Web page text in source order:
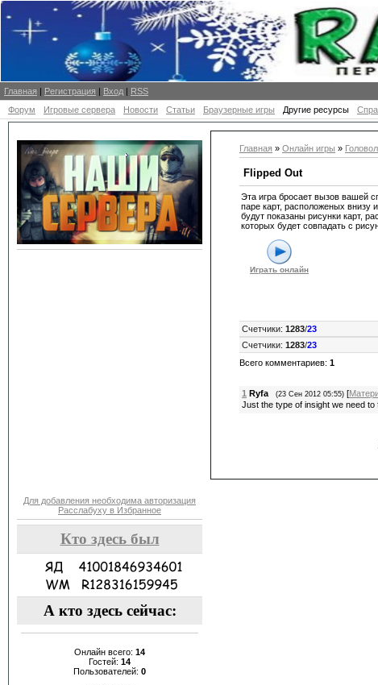
Главная | Регистрация | Вход | RSS
Форум
Игровые сервера Новости Статьи Браузерные игры Другие ресурсы
Для добавления необходима авторизация
Расслабуху в Избранное
Кто здесь был
А кто здесь сейчас:
Онлайн всего: 14
Гостей: 14
Пользователей: 0
Главная » Онлайн игры »
Flipped Out
Эта игра бросает вызов вашей
паре карт, расположеных внизу
будут показаны рисунки карт,
которых будет совпадать с
Играть онлайн
Счетчики: 1283/23
Счетчики: 1283/23
Всего комментариев: 1
1 Ryfa (23 Сен 2012 05:55) [
Just the type of insight we need to